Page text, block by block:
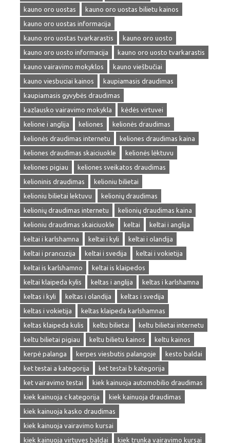
kauno oro uostas
kauno oro uostas bilietu kainos
kauno oro uostas informacija
kauno oro uostas tvarkarastis
kauno oro uosto
kauno oro uosto informacija
kauno oro uosto tvarkarastis
kauno vairavimo mokyklos
kauno viešbučiai
kauno viesbuciai kainos
kaupiamasis draudimas
kaupiamasis gyvybės draudimas
kazlausko vairavimo mokykla
kėdės virtuvei
kelione i anglija
keliones
kelionės draudimas
kelionės draudimas internetu
keliones draudimas kaina
keliones draudimas skaiciuokle
kelionės lėktuvu
keliones pigiau
keliones sveikatos draudimas
kelioninis draudimas
kelioniu bilietai
kelioniu bilietai lektuvu
kelionių draudimas
kelionių draudimas internetu
kelionių draudimas kaina
kelioniu draudimas skaiciuokle
keltai
keltai i anglija
keltai i karlshamna
keltai i kyli
keltai i olandija
keltai i prancuzija
keltai i svedija
keltai i vokietija
keltai is karlshamno
keltai is klaipedos
keltai klaipeda kylis
keltas i anglija
keltas i karlshamna
keltas i kyli
keltas i olandija
keltas i svedija
keltas i vokietija
keltas klaipeda karlshamnas
keltas klaipeda kulis
keltu bilietai
keltu bilietai internetu
keltu bilietai pigiau
keltu bilietu kainos
keltu kainos
kerpė palanga
kerpes viesbutis palangoje
kesto baldai
ket testai a kategorija
ket testai b kategorija
ket vairavimo testai
kiek kainuoja automobilio draudimas
kiek kainuoja c kategorija
kiek kainuoja draudimas
kiek kainuoja kasko draudimas
kiek kainuoja vairavimo kursai
kiek kainuoja virtuves baldai
kiek trunka vairavimo kursai